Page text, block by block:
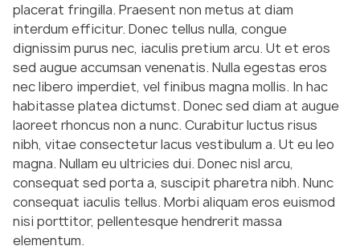
placerat fringilla. Praesent non metus at diam
interdum efficitur. Donec tellus nulla, congue
dignissim purus nec, iaculis pretium arcu. Ut et eros
sed augue accumsan venenatis. Nulla egestas eros
nec libero imperdiet, vel finibus magna mollis. In hac
habitasse platea dictumst. Donec sed diam at augue
laoreet rhoncus non a nunc. Curabitur luctus risus
nibh, vitae consectetur lacus vestibulum a. Ut eu leo
magna. Nullam eu ultricies dui. Donec nisl arcu,
consequat sed porta a, suscipit pharetra nibh. Nunc
consequat iaculis tellus. Morbi aliquam eros euismod
nisi porttitor, pellentesque hendrerit massa
elementum.